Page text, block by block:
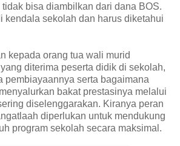
bisa diambilkan dari dana BOS.
kendala sekolah dan harus diketahui
kepada orang tua wali murid
diterima peserta didik di sekolah,
pembiayaannya serta bagaimana
bakat prestasinya melalui
diselenggarakan. Kiranya peran
diperlukan untuk mendukung
program sekolah secara maksimal.